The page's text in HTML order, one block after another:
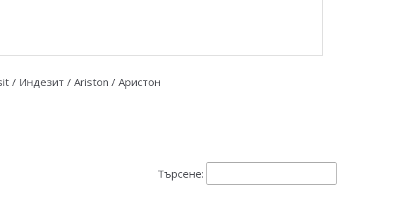
/ Индезит / Ariston / Аристон
Търсене: